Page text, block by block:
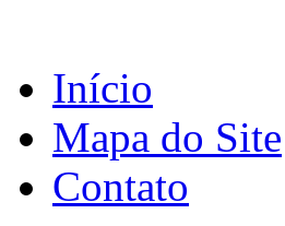
Início
Mapa do Site
Contato